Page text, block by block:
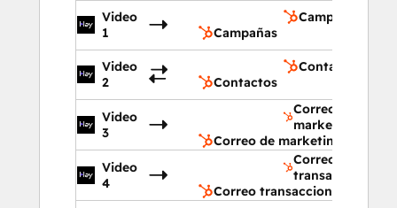
Video
1
Campañas
Campañas
Video
2
Contactos
Contactos
Video
3
Correo de
marketing
Correo de marketing
Video
4
Correo
transaccional
Correo transaccional